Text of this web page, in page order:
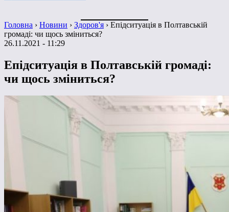
Головна › Новини › Здоров'я › Епідситуація в Полтавській
громаді: чи щось зміниться?
26.11.2021 - 11:29
Епідситуація в Полтавській громаді:
чи щось зміниться?